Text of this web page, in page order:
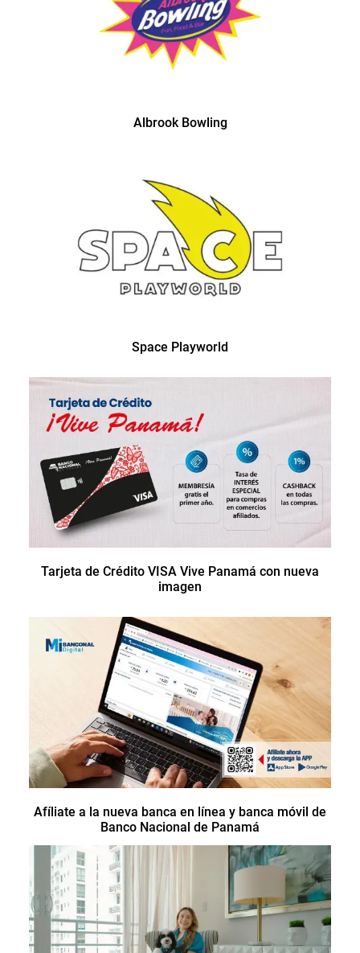
Albrook Bowling
Space Playworld
Tarjeta de Crédito VISA Vive Panamá con nueva
imagen
Afíliate a la nueva banca en línea y banca móvil de
Banco Nacional de Panamá